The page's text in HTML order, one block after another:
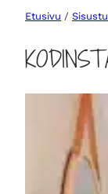
Etusivu /